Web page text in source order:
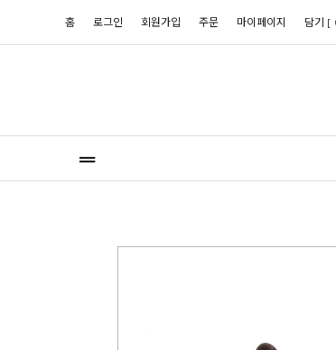
홈 로그인 회원가입 주문 마이페이지 담기 [